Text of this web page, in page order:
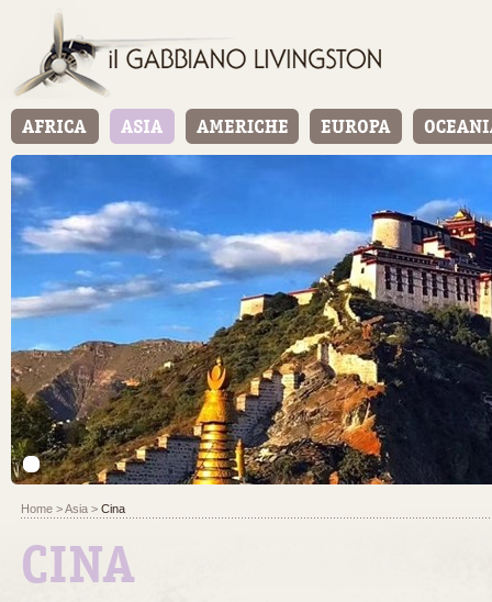
Home > Asia > Cina
CINA